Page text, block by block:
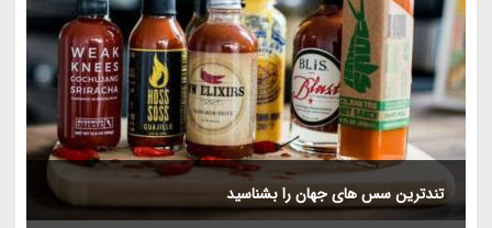
تندترین سس های جهان را بشناسید